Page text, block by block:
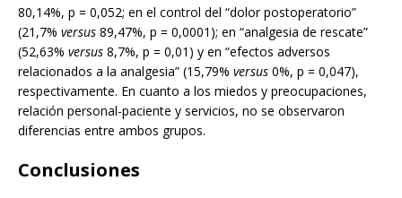
80,14%, p = 0,052; en el control del “dolor postoperatorio”
(21,7% versus 89,47%, p = 0,0001); en “analgesia de rescate”
(52,63% versus 8,7%, p = 0,01) y en “efectos adversos
relacionados a la analgesia” (15,79% versus 0%, p = 0,047),
respectivamente. En cuanto a los miedos y preocupaciones,
relación personal-paciente y servicios, no se observaron
diferencias entre ambos grupos.
Conclusiones